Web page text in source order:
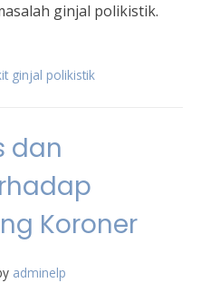
ginjal polikistik.
ginjal polikistik
dan
Koroner
adminelp